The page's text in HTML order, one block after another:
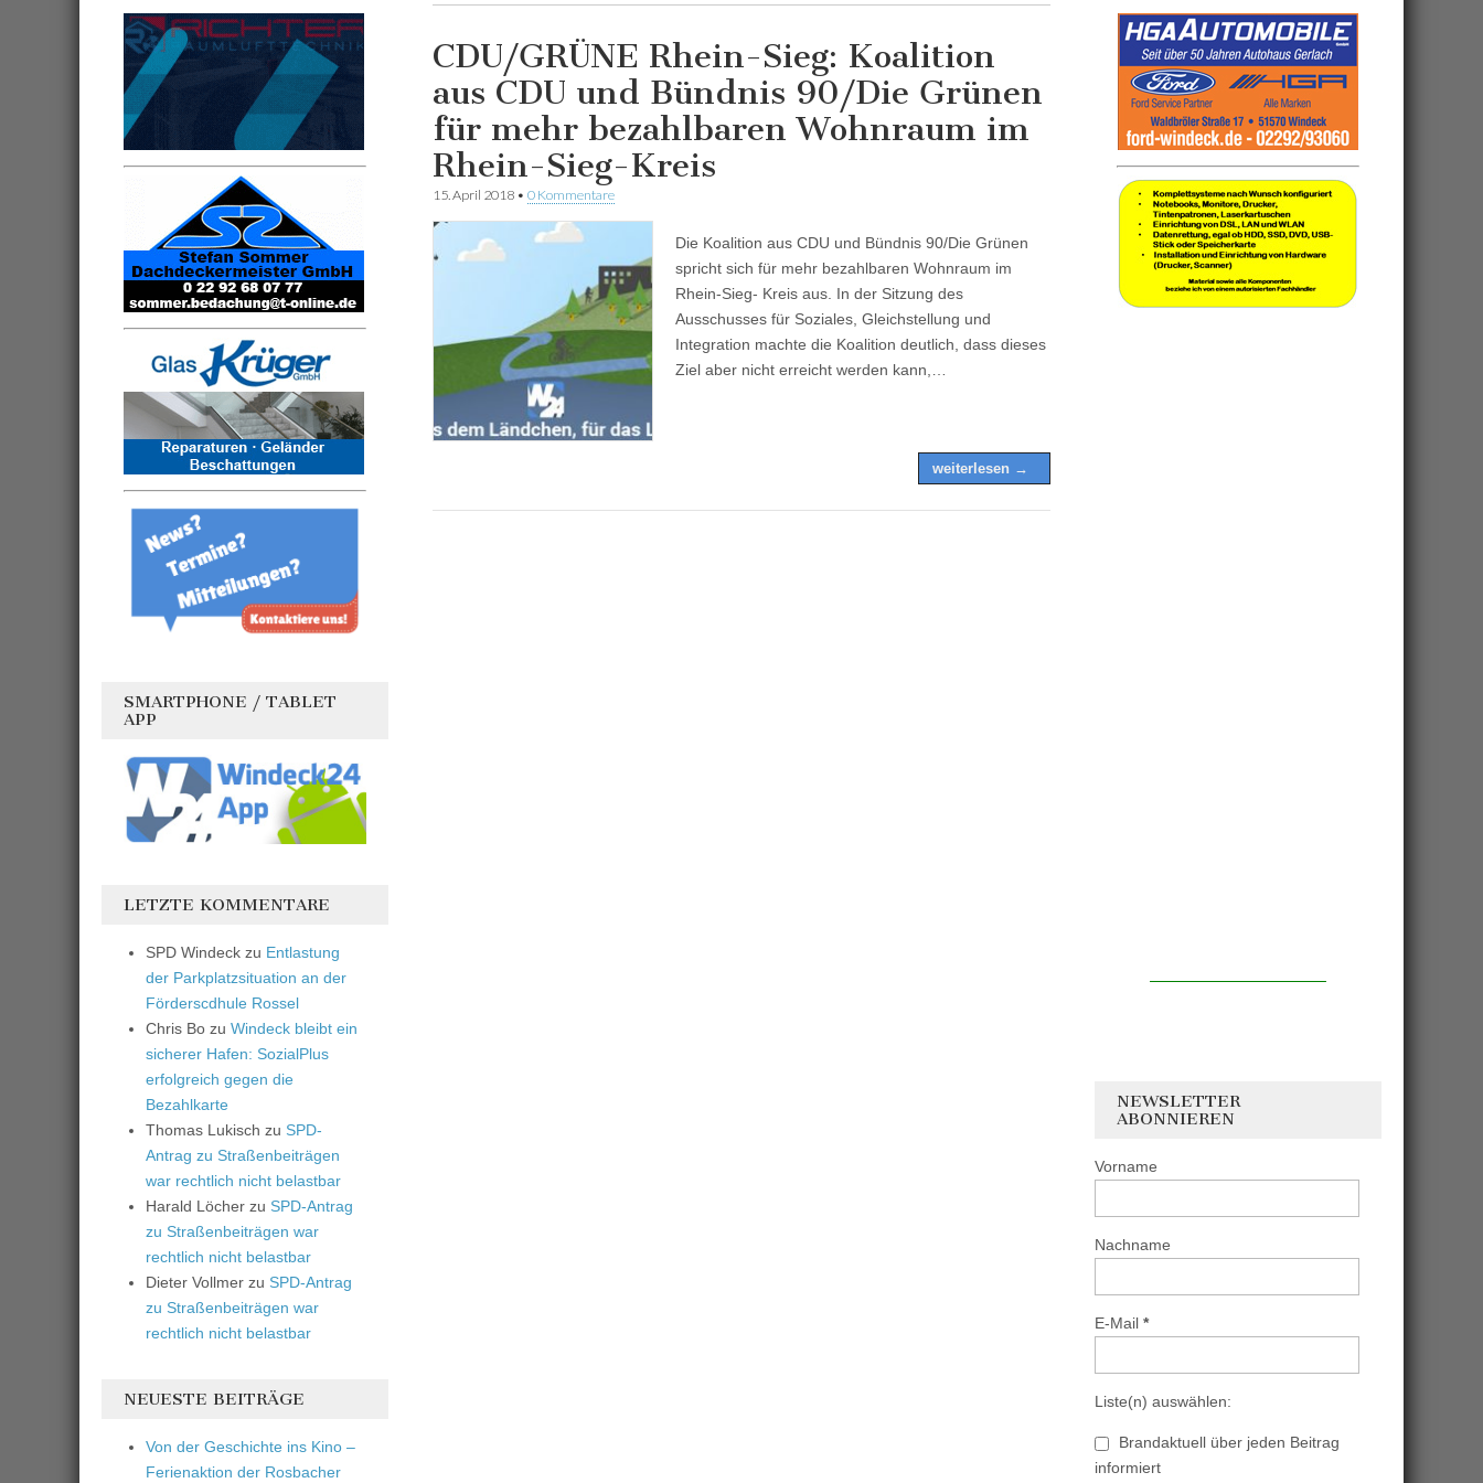
CDU/GRÜNE Rhein-Sieg: Koalition
aus CDU und Bündnis 90/Die Grünen
für mehr bezahlbaren Wohnraum im
Rhein-Sieg-Kreis
15. April 2018 • 0 Kommentare
Die Koalition aus CDU und Bündnis 90/Die Grünen
spricht sich für mehr bezahlbaren Wohnraum im
Rhein-Sieg- Kreis aus. In der Sitzung des
Ausschusses für Soziales, Gleichstellung und
Integration machte die Koalition deutlich, dass dieses
Ziel aber nicht erreicht werden kann,…
weiterlesen →
SMARTPHONE / TABLET
APP
LETZTE KOMMENTARE
SPD Windeck zu Entlastung
der Parkplatzsituation an der
Förderscdhule Rossel
Chris Bo zu Windeck bleibt ein
sicherer Hafen: SozialPlus
erfolgreich gegen die
Bezahlkarte
Thomas Lukisch zu SPD-
Antrag zu Straßenbeiträgen
war rechtlich nicht belastbar
Harald Löcher zu SPD-Antrag
zu Straßenbeiträgen war
rechtlich nicht belastbar
Dieter Vollmer zu SPD-Antrag
zu Straßenbeiträgen war
rechtlich nicht belastbar
NEUESTE BEITRÄGE
Von der Geschichte ins Kino –
Ferienaktion der Rosbacher
NEWSLETTER
ABONNIEREN
Vorname
Nachname
E-Mail *
Liste(n) auswählen:
Brandaktuell über jeden Beitrag
informiert